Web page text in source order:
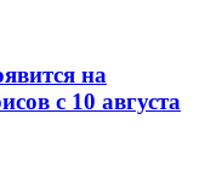
на
с 10 августа